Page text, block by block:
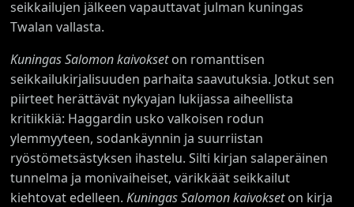
seikkailujen jälkeen vapauttavat julman kuningas
Twalan vallasta.
Kuningas Salomon kaivokseton romanttisen
seikkailukirjalisuuden parhaita saavutuksia. Jotkut sen
piirteet herättävät nykyajan lukijassa aiheellista
kritiikkiä: Haggardin usko valkoisen rodun
ylemmyyteen, sodankäynnin ja suurriistan
ryöstömetsästyksen ihastelu. Silti kirjan salaperäinen
tunnelma ja monivaiheiset, värikkäät seikkailut
kiehtovat edelleen.Kuningas Salomon kaivokseton kirja